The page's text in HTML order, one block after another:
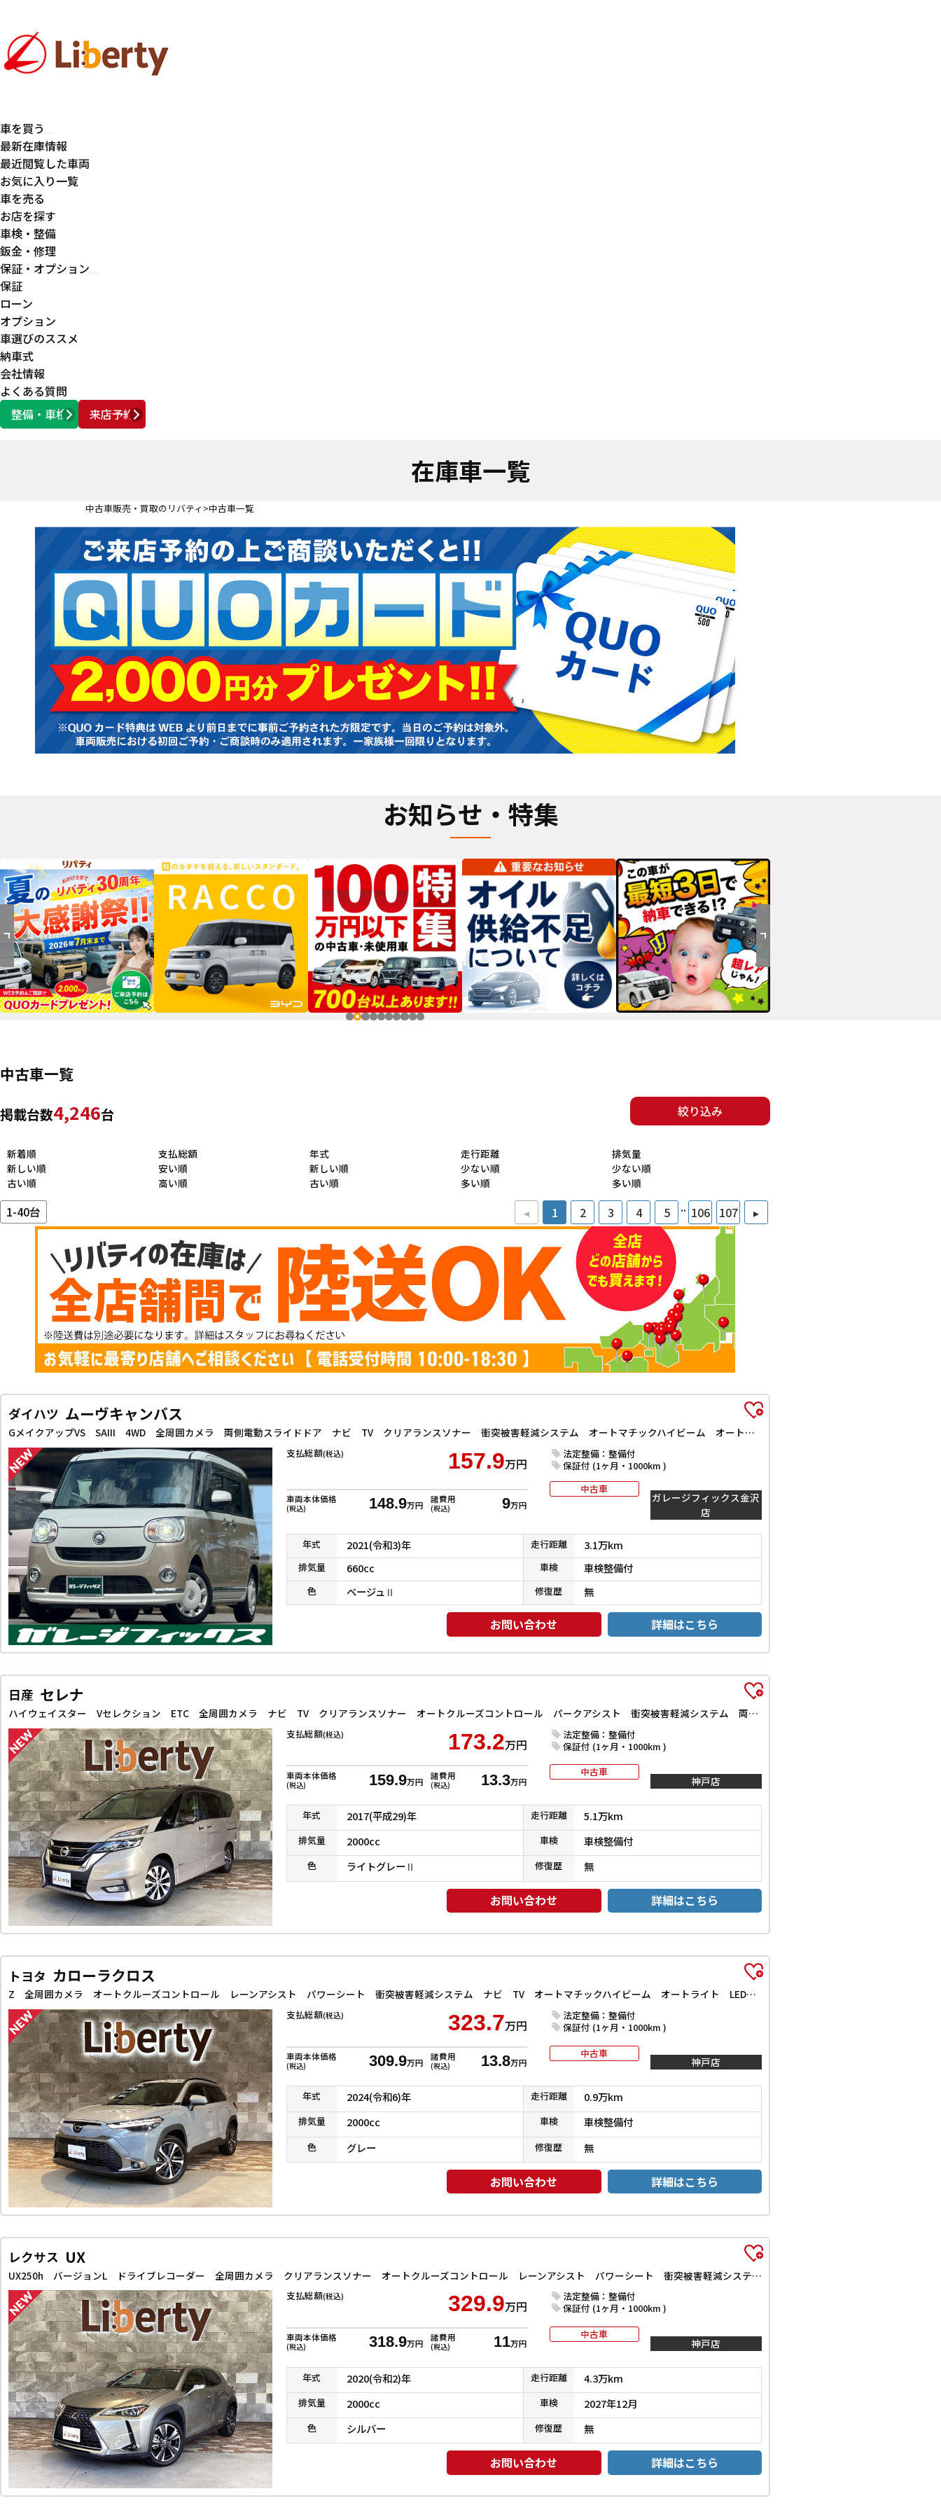
車を買う
最新在庫情報
最近閲覧した車両
お気に入り一覧
車を売る
お店を探す
車検・整備
鈑金・修理
保証・オプション
保証
ローン
オプション
車選びのススメ
納車式
会社情報
よくある質問
整備・車検
来店予約
営業時間 AM10:00 ～ PM6:00
在庫車一覧
中古車販売・買取のリバティ 中古車一覧
お知らせ・特集
中古車一覧
絞り込み
掲載台数4,246台
新着順
新しい順
古い順
支払総額
安い順
高い順
年式
新しい順
古い順
走行距離
少ない順
多い順
排気量
少ない順
多い順
1-40台 ◂ 1 2 3 4 5 .. 106 107 ▸
ダイハツ ムーヴキャンバス
GメイクアップVS SAIII 4WD 全周囲カメラ 両側電動スライドドア ナビ TV クリアランスソナー 衝突被害軽減システム オートマチックハイビーム オートライト LEDヘッドランプ スマートキー アイドリングストップ
支払総額(税込) 157.9万円
車両本体価格
(税込) 148.9万円
諸費用
(税込) 9万円
法定整備：整備付
保証付 (1ヶ月・1000km )
中古車
ガレージフィックス金沢
店
年式 2021(令和3)年 走行距離 3.1万km
排気量 660cc 車検 車検整備付
色 ベージュⅡ 修復歴 無
お問い合わせ 詳細はこちら
日産 セレナ
ハイウェイスター Vセレクション ETC 全周囲カメラ ナビ TV クリアランスソナー オートクルーズコントロール パークアシスト 衝突被害軽減システム 両側電動スライドドア オートライト LEDヘッドランプ スマートキー
支払総額(税込) 173.2万円
車両本体価格
(税込) 159.9万円
諸費用
(税込) 13.3万円
法定整備：整備付
保証付 (1ヶ月・1000km )
中古車
神戸店
年式 2017(平成29)年 走行距離 5.1万km
排気量 2000cc 車検 車検整備付
色 ライトグレーⅡ 修復歴 無
お問い合わせ 詳細はこちら
トヨタ カローラクロス
Z 全周囲カメラ オートクルーズコントロール レーンアシスト パワーシート 衝突被害軽減システム ナビ TV オートマチックハイビーム オートライト LEDヘッドランプ ヘッドライトウォッシャー
支払総額(税込) 323.7万円
車両本体価格
(税込) 309.9万円
諸費用
(税込) 13.8万円
法定整備：整備付
保証付 (1ヶ月・1000km )
中古車
神戸店
年式 2024(令和6)年 走行距離 0.9万km
排気量 2000cc 車検 車検整備付
色 グレー 修復歴 無
お問い合わせ 詳細はこちら
レクサス UX
UX250h バージョンL ドライブレコーダー 全周囲カメラ クリアランスソナー オートクルーズコントロール レーンアシスト パワーシート 衝突被害軽減システム ナビ TV オートマチックハイビーム オートライト
支払総額(税込) 329.9万円
車両本体価格
(税込) 318.9万円
諸費用
(税込) 11万円
法定整備：整備付
保証付 (1ヶ月・1000km )
中古車
神戸店
年式 2020(令和2)年 走行距離 4.3万km
排気量 2000cc 車検 2027年12月
色 シルバー 修復歴 無
お問い合わせ 詳細はこちら